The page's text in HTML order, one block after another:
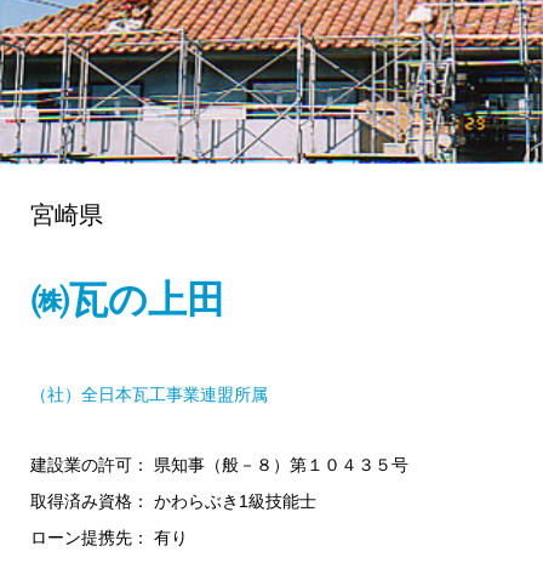
宮崎県
㈱瓦の上田
（社）全日本瓦工事業連盟所属
建設業の許可： 県知事（般－８）第１０４３５号
取得済み資格： かわらぶき1級技能士
ローン提携先： 有り